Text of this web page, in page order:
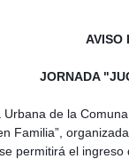
AVISO
JORNADA
Urbana de la
Familia”,
permitirá el